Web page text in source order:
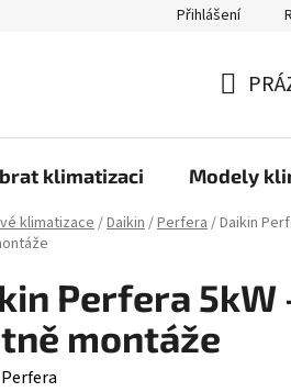
Přihlášení
KOŠÍK
klimatizaci Modely
klimatizace/Daikin/Perfera/Daikin
Perfera 5kW
montáže
Perfera